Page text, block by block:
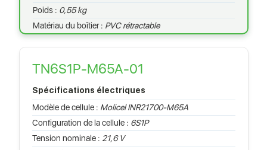
Poids : 0,55 kg
Matériau du boîtier : PVC rétractable
TN6S1P-M65A-01
Spécifications électriques
Modèle de cellule : Molicel INR21700-M65A
Configuration de la cellule : 6S1P
Tension nominale : 21,6 V